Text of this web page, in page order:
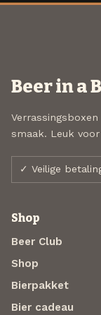
Beer in a
smaak. Leuk
✓ Veilige
Shop
Beer Club
Shop
Bierpakket
Bier cadeau